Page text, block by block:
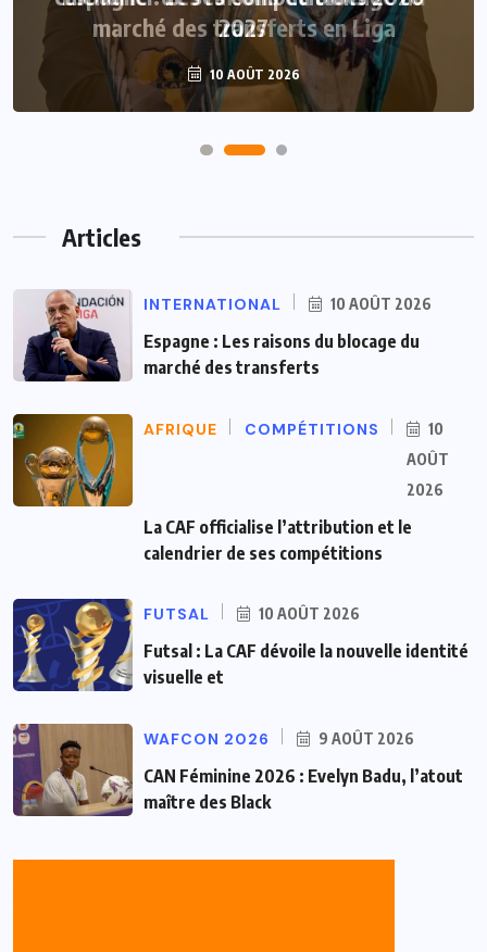
2027
10 AOÛT 2026
Articles
INTERNATIONAL 10 AOÛT 2026
Espagne : Les raisons du blocage du
marché des transferts
AFRIQUE COMPÉTITIONS
10
AOÛT
2026
La CAF officialise l’attribution et le
calendrier de ses compétitions
FUTSAL 10 AOÛT 2026
Futsal : La CAF dévoile la nouvelle identité
visuelle et
WAFCON 2026 9 AOÛT 2026
CAN Féminine 2026 : Evelyn Badu, l’atout
maître des Black